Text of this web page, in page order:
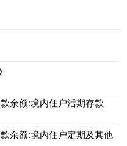
余额:境内住户活期存款
余额:境内住户定期及其他